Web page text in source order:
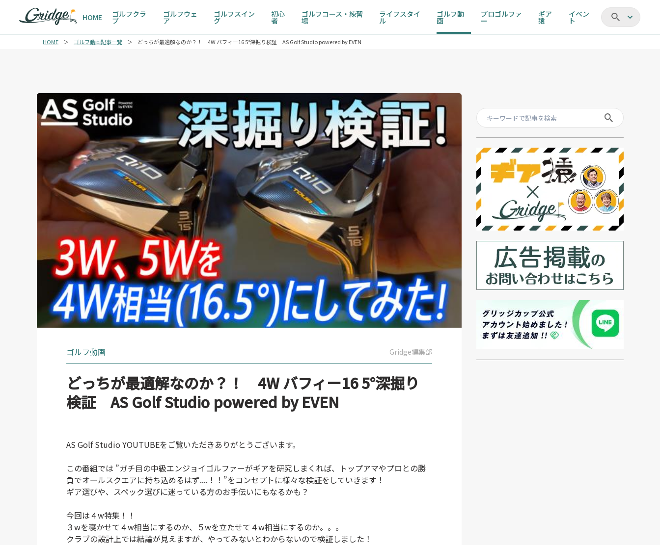
HOME ゴルフクラ
ブ
ゴルフウェ
ア
ゴルフスイン
グ
初心
者
ゴルフコース・練習
場
ライフスタイ
ル
ゴルフ動
画
プロゴルファ
ー
ギア
猿
イベン
ト
HOME ゴルフ動画記事一覧 どっちが最適解なのか？！ 4W バフィー16 5°深掘り検証 AS Golf Studio powered by EVEN
ゴルフ動画 Gridge編集部
どっちが最適解なのか？！ 4W バフィー16 5°深掘り
検証 AS Golf Studio powered by EVEN
AS Golf Studio YOUTUBEをご覧いただきありがとうございます。
この番組では ”ガチ目の中級エンジョイゴルファーがギアを研究しまくれば、トップアマやプロとの勝
負でオールスクエアに持ち込めるはず....！！”をコンセプトに様々な検証をしていきます！
ギア選びや、スペック選びに迷っている方のお手伝いにもなるかも？
今回は４w特集！！
３wを寝かせて４w相当にするのか、５wを立たせて４w相当にするのか。。。
クラブの設計上では結論が見えますが、やってみないとわからないので検証しました！